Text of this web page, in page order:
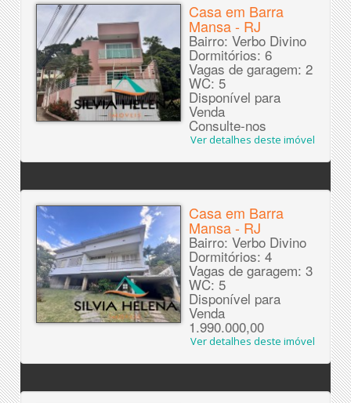
Casa em Barra
Mansa - RJ
Bairro: Verbo Divino
Dormitórios: 6
Vagas de garagem: 2
WC: 5
Disponível para
Venda
Consulte-nos
Ver detalhes deste imóvel
Casa em Barra
Mansa - RJ
Bairro: Verbo Divino
Dormitórios: 4
Vagas de garagem: 3
WC: 5
Disponível para
Venda
1.990.000,00
Ver detalhes deste imóvel